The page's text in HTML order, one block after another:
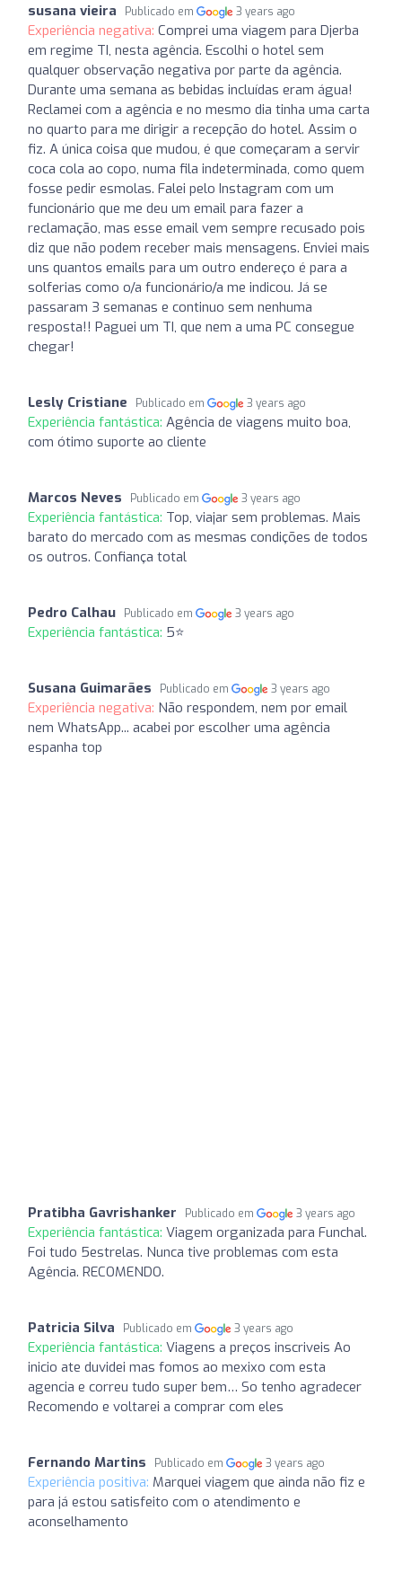
susana vieira Publicado em 3 years ago
Experiência negativa: Comprei uma viagem para Djerba
em regime TI, nesta agência. Escolhi o hotel sem
qualquer observação negativa por parte da agência.
Durante uma semana as bebidas incluídas eram água!
Reclamei com a agência e no mesmo dia tinha uma carta
no quarto para me dirigir a recepção do hotel. Assim o
fiz. A única coisa que mudou, é que começaram a servir
coca cola ao copo, numa fila indeterminada, como quem
fosse pedir esmolas. Falei pelo Instagram com um
funcionário que me deu um email para fazer a
reclamação, mas esse email vem sempre recusado pois
diz que não podem receber mais mensagens. Enviei mais
uns quantos emails para um outro endereço é para a
solferias como o/a funcionário/a me indicou. Já se
passaram 3 semanas e continuo sem nenhuma
resposta!! Paguei um TI, que nem a uma PC consegue
chegar!
Lesly Cristiane Publicado em 3 years ago
Experiência fantástica: Agência de viagens muito boa,
com ótimo suporte ao cliente
Marcos Neves Publicado em 3 years ago
Experiência fantástica: Top, viajar sem problemas. Mais
barato do mercado com as mesmas condições de todos
os outros. Confiança total
Pedro Calhau Publicado em 3 years ago
Experiência fantástica: 5⭐️
Susana Guimarães Publicado em 3 years ago
Experiência negativa: Não respondem, nem por email
nem WhatsApp... acabei por escolher uma agência
espanha top
Pratibha Gavrishanker Publicado em 3 years ago
Experiência fantástica: Viagem organizada para Funchal.
Foi tudo 5estrelas. Nunca tive problemas com esta
Agência. RECOMENDO.
Patricia Silva Publicado em 3 years ago
Experiência fantástica: Viagens a preços inscriveis Ao
inicio ate duvidei mas fomos ao mexixo com esta
agencia e correu tudo super bem… So tenho agradecer
Recomendo e voltarei a comprar com eles
Fernando Martins Publicado em 3 years ago
Experiência positiva: Marquei viagem que ainda não fiz e
para já estou satisfeito com o atendimento e
aconselhamento